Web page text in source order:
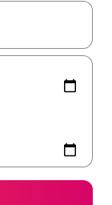
explore-os